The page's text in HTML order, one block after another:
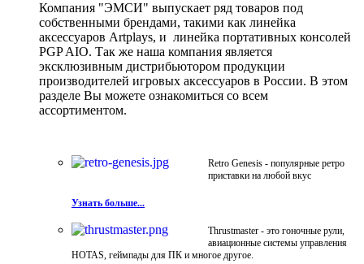
Компания "ЭМСИ" выпускает ряд товаров под
собственными брендами, такими как линейка
аксессуаров Artplays, и линейка портативных консолей
PGP AIO. Так же наша компания является
эксклюзивным дистрибьютором продукции
производителей игровых аксессуаров в России. В этом
разделе Вы можете ознакомиться со всем
ассортиментом.
Retro Genesis - популярные ретро
приставки на любой вкус
Узнать больше...
Thrustmaster - это гоночные рули,
авиационные системы управления
HOTAS, геймпады для ПК и многое другое.